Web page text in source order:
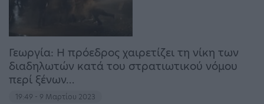
Γεωργία: Η πρόεδρος χαιρετίζει τη νίκη των
διαδηλωτών κατά του στρατιωτικού νόμου
περί ξένων…
19:49 - 9 Μαρτίου 2023